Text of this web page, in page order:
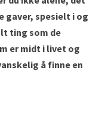
gaver, spesielt i og
ting som de
er midt i livet og
å finne en